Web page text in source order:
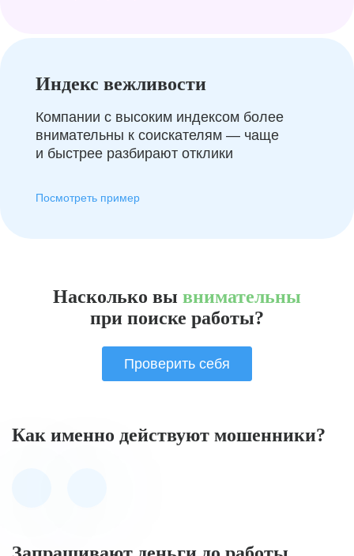
Индекс вежливости
Компании с высоким индексом более
внимательны к соискателям — чаще
и быстрее разбирают отклики
Посмотреть пример
Насколько вы внимательны
при поиске работы?
Проверить себя
Как именно действуют мошенники?